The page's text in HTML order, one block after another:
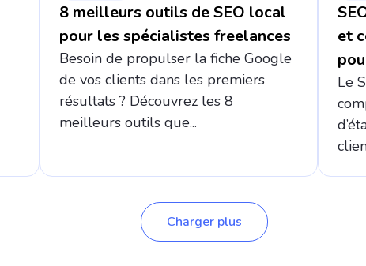
8 meilleurs outils de SEO local
pour les spécialistes freelances
Besoin de propulser la fiche Google
de vos clients dans les premiers
résultats ? Découvrez les 8
meilleurs outils que...
et
Le
Charger plus